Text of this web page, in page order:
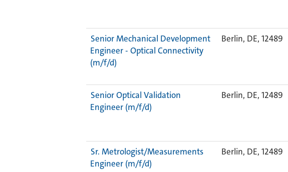
Senior Mechanical Development
Engineer - Optical Connectivity
(m/f/d)
Berlin, DE, 12489
Senior Optical Validation
Engineer (m/f/d)
Berlin, DE, 12489
Sr. Metrologist/Measurements
Engineer (m/f/d)
Berlin, DE, 12489